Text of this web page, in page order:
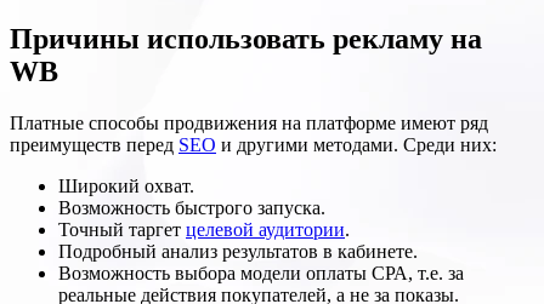
Причины использовать рекламу на
WB
Платные способы продвижения на платформе имеют ряд
преимуществ перед SEO и другими методами. Среди них:
Широкий охват.
Возможность быстрого запуска.
Точный таргет целевой аудитории.
Подробный анализ результатов в кабинете.
Возможность выбора модели оплаты СРА, т.е. за
реальные действия покупателей, а не за показы.